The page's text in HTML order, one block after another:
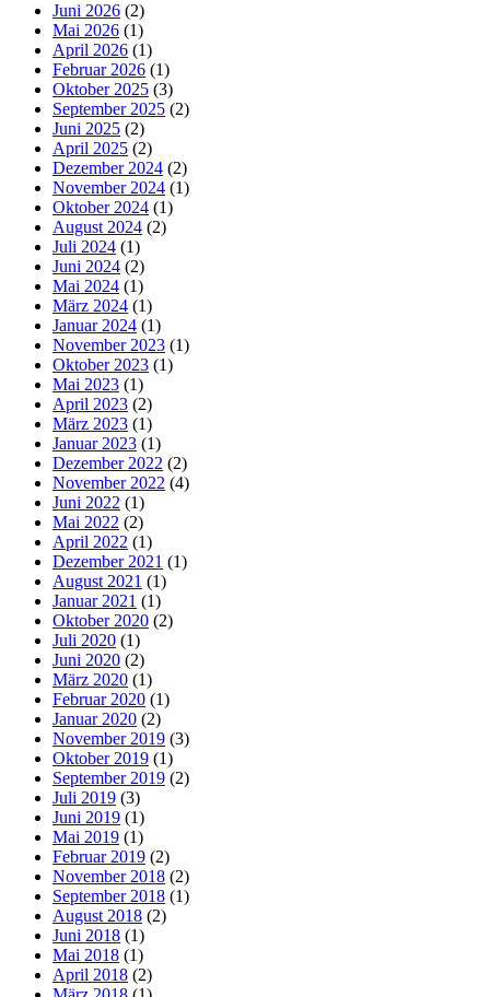
Juni 2026 (2)
Mai 2026 (1)
April 2026 (1)
Februar 2026 (1)
Oktober 2025 (3)
September 2025 (2)
Juni 2025 (2)
April 2025 (2)
Dezember 2024 (2)
November 2024 (1)
Oktober 2024 (1)
August 2024 (2)
Juli 2024 (1)
Juni 2024 (2)
Mai 2024 (1)
März 2024 (1)
Januar 2024 (1)
November 2023 (1)
Oktober 2023 (1)
Mai 2023 (1)
April 2023 (2)
März 2023 (1)
Januar 2023 (1)
Dezember 2022 (2)
November 2022 (4)
Juni 2022 (1)
Mai 2022 (2)
April 2022 (1)
Dezember 2021 (1)
August 2021 (1)
Januar 2021 (1)
Oktober 2020 (2)
Juli 2020 (1)
Juni 2020 (2)
März 2020 (1)
Februar 2020 (1)
Januar 2020 (2)
November 2019 (3)
Oktober 2019 (1)
September 2019 (2)
Juli 2019 (3)
Juni 2019 (1)
Mai 2019 (1)
Februar 2019 (2)
November 2018 (2)
September 2018 (1)
August 2018 (2)
Juni 2018 (1)
Mai 2018 (1)
April 2018 (2)